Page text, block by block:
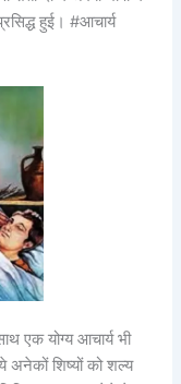
हुई। #आचार्य
एक योग्य आचार्य भी
अनेकों शिष्यों को शल्य